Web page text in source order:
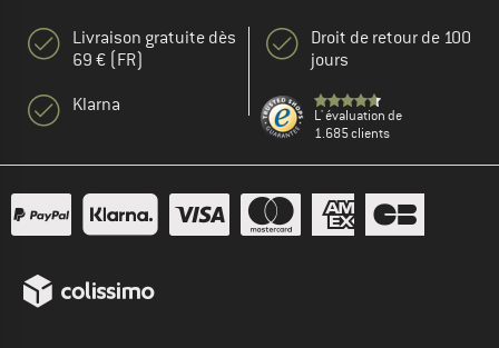
Livraison gratuite dès
69 € (FR)
Klarna
Droit de retour de 100
jours
L' évaluation de
1.685 clients